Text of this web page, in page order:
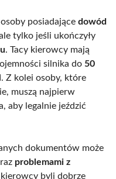
posiadające dowód
tylko jeśli ukończyły
. Tacy kierowcy mają
silnika do 50
. Z kolei osoby, które
muszą najpierw
aby legalnie jeździć
dokumentów może
problemami z
byli dobrze